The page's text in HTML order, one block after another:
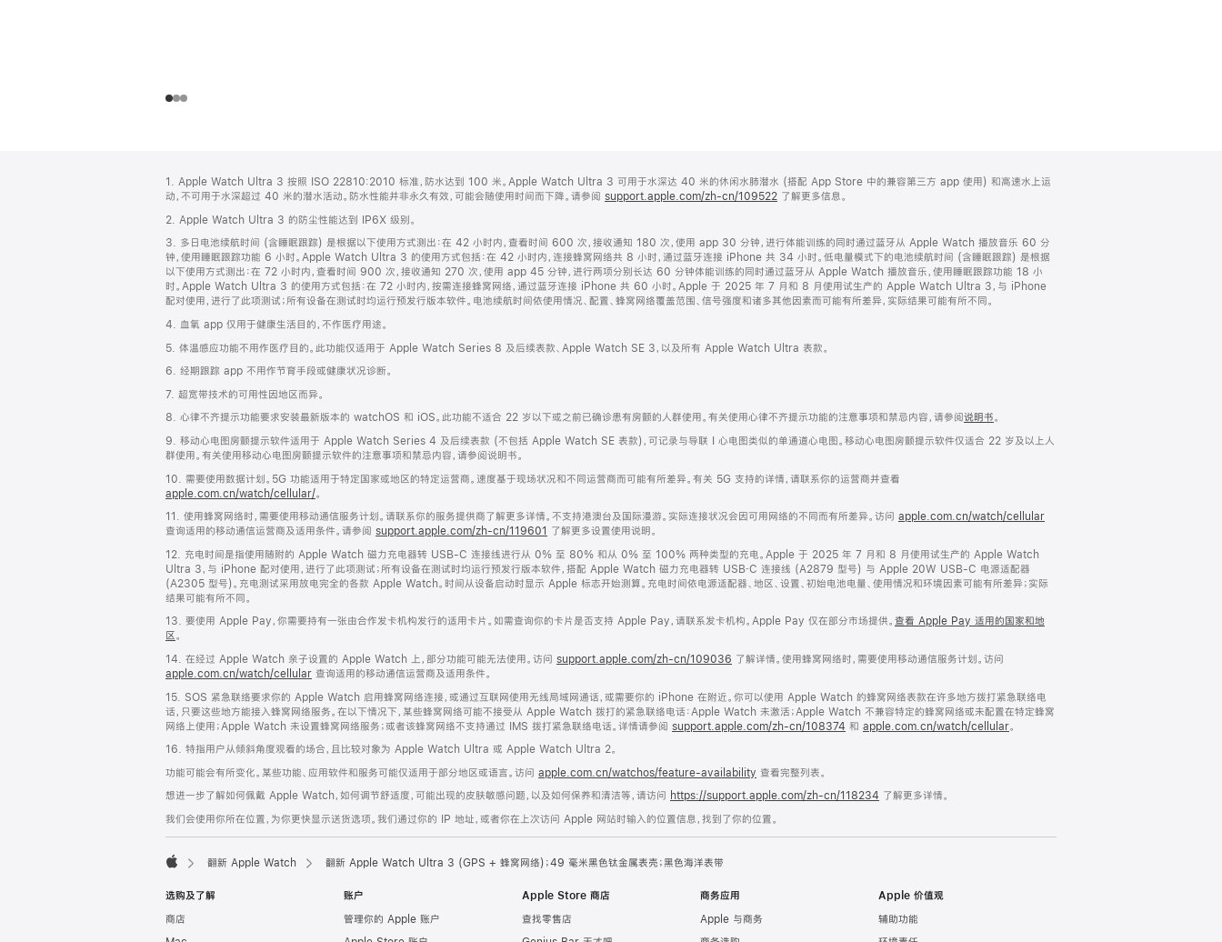
页
页
脚
注
1. Apple Watch Ultra 3 按照 ISO 22810:2010 标准，防水达到 100 米。Apple Watch Ultra 3 可用于水深达 40 米的休闲水肺潜水 (搭配 App Store 中的兼容第三方 app 使用) 和高速水上运
动，不可用于水深超过 40 米的潜水活动。防水性能并非永久有效，可能会随使用时间而下降。请参阅 support.apple.com/zh-cn/109522 了解更多信息。
2. Apple Watch Ultra 3 的防尘性能达到 IP6X 级别。
3. 多日电池续航时间 (含睡眠跟踪) 是根据以下使用方式测出：在 42 小时内，查看时间 600 次，接收通知 180 次，使用 app 30 分钟，进行体能训练的同时通过蓝牙从 Apple Watch 播放音乐 60 分
钟，使用睡眠跟踪功能 6 小时。Apple Watch Ultra 3 的使用方式包括：在 42 小时内，连接蜂窝网络共 8 小时，通过蓝牙连接 iPhone 共 34 小时。低电量模式下的电池续航时间 (含睡眠跟踪) 是根据
以下使用方式测出：在 72 小时内，查看时间 900 次，接收通知 270 次，使用 app 45 分钟，进行两项分别长达 60 分钟体能训练的同时通过蓝牙从 Apple Watch 播放音乐，使用睡眠跟踪功能 18 小
时。Apple Watch Ultra 3 的使用方式包括：在 72 小时内，按需连接蜂窝网络，通过蓝牙连接 iPhone 共 60 小时。Apple 于 2025 年 7 月和 8 月使用试生产的 Apple Watch Ultra 3，与 iPhone
配对使用，进行了此项测试；所有设备在测试时均运行预发行版本软件。电池续航时间依使用情况、配置、蜂窝网络覆盖范围、信号强度和诸多其他因素而可能有所差异，实际结果可能有所不同。
4. 血氧 app 仅用于健康生活目的，不作医疗用途。
5. 体温感应功能不用作医疗目的。此功能仅适用于 Apple Watch Series 8 及后续表款、Apple Watch SE 3，以及所有 Apple Watch Ultra 表款。
6. 经期跟踪 app 不用作节育手段或健康状况诊断。
7. 超宽带技术的可用性因地区而异。
8. 心律不齐提示功能要求安装最新版本的 watchOS 和 iOS。此功能不适合 22 岁以下或之前已确诊患有房颤的人群使用。有关使用心律不齐提示功能的注意事项和禁忌内容，请参阅说明书。
9. 移动心电图房颤提示软件适用于 Apple Watch Series 4 及后续表款 (不包括 Apple Watch SE 表款)，可记录与导联 I 心电图类似的单通道心电图。移动心电图房颤提示软件仅适合 22 岁及以上人
群使用。有关使用移动心电图房颤提示软件的注意事项和禁忌内容，请参阅说明书。
10. 需要使用数据计划。5G 功能适用于特定国家或地区的特定运营商。速度基于现场状况和不同运营商而可能有所差异。有关 5G 支持的详情，请联系你的运营商并查看
apple.com.cn/watch/cellular/。
11. 使用蜂窝网络时，需要使用移动通信服务计划。请联系你的服务提供商了解更多详情。不支持港澳台及国际漫游。实际连接状况会因可用网络的不同而有所差异。访问 apple.com.cn/watch/cellular
查询适用的移动通信运营商及适用条件。请参阅 support.apple.com/zh-cn/119601 了解更多设置使用说明。
12. 充电时间是指使用随附的 Apple Watch 磁力充电器转 USB-C 连接线进行从 0% 至 80% 和从 0% 至 100% 两种类型的充电。Apple 于 2025 年 7 月和 8 月使用试生产的 Apple Watch
Ultra 3，与 iPhone 配对使用，进行了此项测试；所有设备在测试时均运行预发行版本软件，搭配 Apple Watch 磁力充电器转 USB‑C 连接线 (A2879 型号) 与 Apple 20W USB-C 电源适配器
(A2305 型号)。充电测试采用放电完全的各款 Apple Watch。时间从设备启动时显示 Apple 标志开始测算。充电时间依电源适配器、地区、设置、初始电池电量、使用情况和环境因素可能有所差异；实际
结果可能有所不同。
13. 要使用 Apple Pay，你需要持有一张由合作发卡机构发行的适用卡片。如需查询你的卡片是否支持 Apple Pay，请联系发卡机构。Apple Pay 仅在部分市场提供。 查看 Apple Pay 适用的国家和地
区 。
14. 在经过 Apple Watch 亲子设置的 Apple Watch 上，部分功能可能无法使用。访问 support.apple.com/zh-cn/109036 了解详情。使用蜂窝网络时，需要使用移动通信服务计划。访问
apple.com.cn/watch/cellular 查询适用的移动通信运营商及适用条件。
15. SOS 紧急联络要求你的 Apple Watch 启用蜂窝网络连接，或通过互联网使用无线局域网通话，或需要你的 iPhone 在附近。你可以使用 Apple Watch 的蜂窝网络表款在许多地方拨打紧急联络电
话，只要这些地方能接入蜂窝网络服务。在以下情况下，某些蜂窝网络可能不接受从 Apple Watch 拨打的紧急联络电话：Apple Watch 未激活；Apple Watch 不兼容特定的蜂窝网络或未配置在特定蜂窝
网络上使用；Apple Watch 未设置蜂窝网络服务；或者该蜂窝网络不支持通过 IMS 拨打紧急联络电话。详情请参阅 support.apple.com/zh-cn/108374 和 apple.com.cn/watch/cellular。
16. 特指用户从倾斜角度观看的场合，且比较对象为 Apple Watch Ultra 或 Apple Watch Ultra 2。
功能可能会有所变化。某些功能、应用软件和服务可能仅适用于部分地区或语言。访问 apple.com.cn/watchos/feature-availability 查看完整列表。
想进一步了解如何佩戴 Apple Watch，如何调节舒适度，可能出现的皮肤敏感问题，以及如何保养和清洁等，请访问 https://support.apple.com/zh-cn/118234 了解更多详情。
我们会使用你所在位置，为你更快显示送货选项。我们通过你的 IP 地址，或者你在上次访问 Apple 网站时输入的位置信息，找到了你的位置。
翻新 Apple Watch 翻新 Apple Watch Ultra 3 (GPS + 蜂窝网络)；49 毫米黑色钛金属表壳；黑色海洋表带
选购及了解
商店
账户
管理你的 Apple 账户
Apple Store 商店
查找零售店
商务应用
Apple 与商务
Apple 价值观
辅助功能